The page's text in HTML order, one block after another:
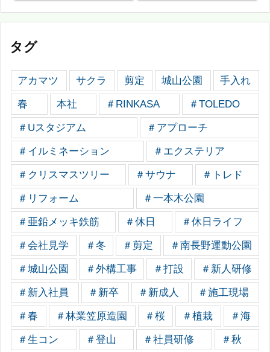
タグ
アカマツ サクラ 剪定 城山公園 手入れ
春 本社 ＃RINKASA ＃TOLEDO
＃Uスタジアム ＃アプローチ
＃イルミネーション ＃エクステリア
＃クリスマスツリー ＃サウナ ＃トレド
＃リフォーム ＃一本木公園
＃亜鉛メッキ鉄筋 ＃休日 ＃休日ライフ
＃会社見学 ＃冬 ＃剪定 ＃南長野運動公園
＃城山公園 ＃外構工事 ＃打設 ＃新人研修
＃新入社員 ＃新卒 ＃新成人 ＃施工現場
＃春 ＃林業笠原造園 ＃桜 ＃植栽 ＃海
＃生コン ＃登山 ＃社員研修 ＃秋